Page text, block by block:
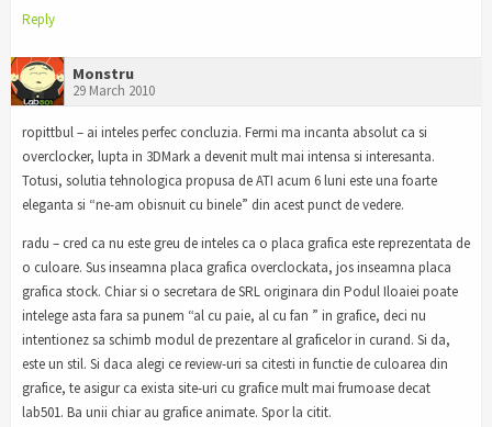
Reply
Monstru
29 March 2010
ropittbul – ai inteles perfec concluzia. Fermi ma incanta absolut ca si
overclocker, lupta in 3DMark a devenit mult mai intensa si interesanta.
Totusi, solutia tehnologica propusa de ATI acum 6 luni este una foarte
eleganta si “ne-am obisnuit cu binele” din acest punct de vedere.
radu – cred ca nu este greu de inteles ca o placa grafica este reprezentata de
o culoare. Sus inseamna placa grafica overclockata, jos inseamna placa
grafica stock. Chiar si o secretara de SRL originara din Podul Iloaiei poate
intelege asta fara sa punem “al cu paie, al cu fan ” in grafice, deci nu
intentionez sa schimb modul de prezentare al graficelor in curand. Si da,
este un stil. Si daca alegi ce review-uri sa citesti in functie de culoarea din
grafice, te asigur ca exista site-uri cu grafice mult mai frumoase decat
lab501. Ba unii chiar au grafice animate. Spor la citit.